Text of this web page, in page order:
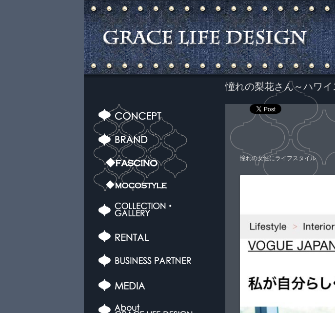
憧れの梨花さん～ハワ
憧れの女性にライフスタイル